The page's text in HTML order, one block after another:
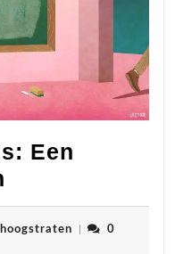
Een
Onderwijsreis:
Een
0